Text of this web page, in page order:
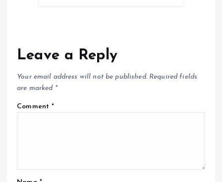
Leave a Reply
Your email address will not be published. Required fields
are marked *
Comment*